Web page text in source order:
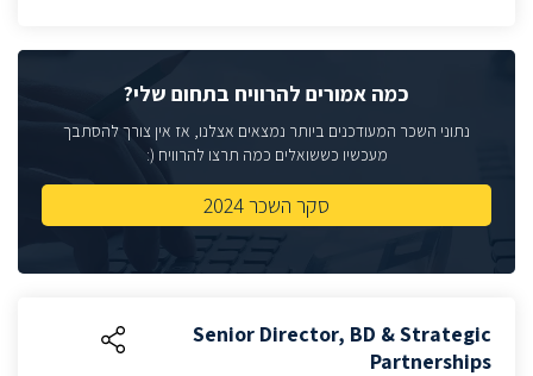
כמה אמורים להרוויח בתחום שלי?
נתוני השכר המעודכנים ביותר נמצאים אצלנו, אז אין צורך להסתבך
מעכשיו כששואלים כמה תרצו להרוויח (:
סקר השכר 2024
Senior Director, BD & Strategic
Partnerships